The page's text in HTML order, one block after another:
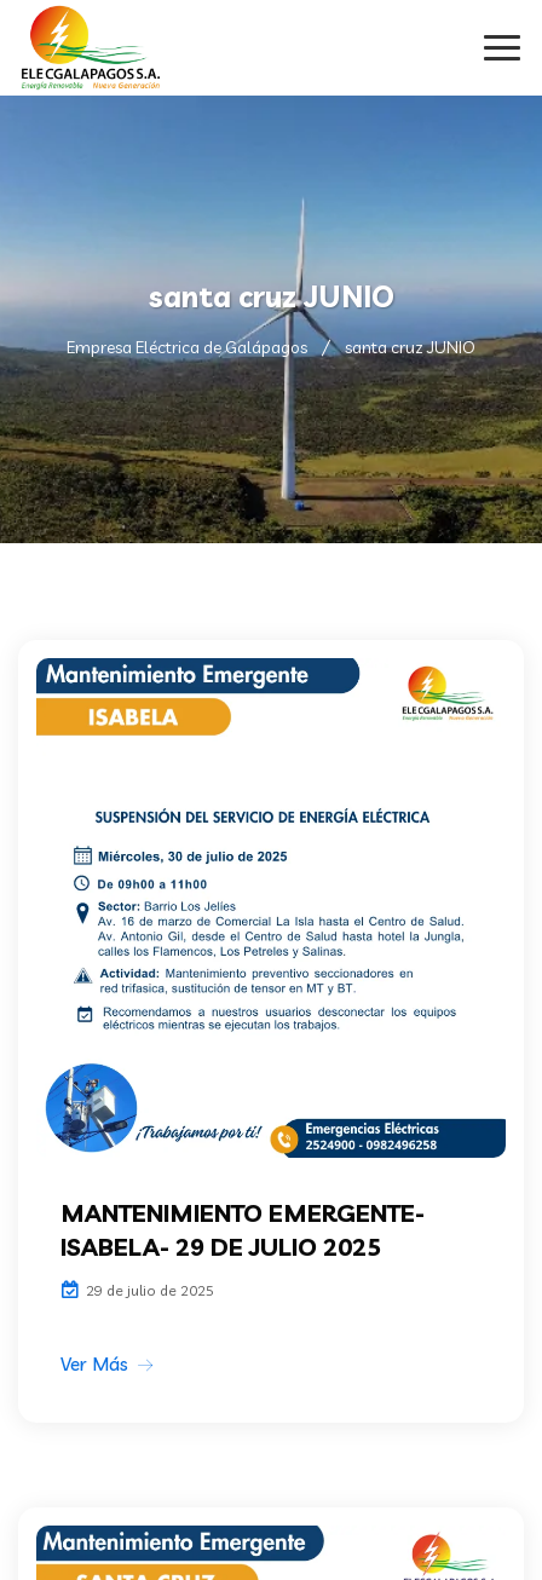
santa cruz JUNIO
Empresa Eléctrica de Galápagos santa cruz JUNIO
MANTENIMIENTO EMERGENTE-
ISABELA- 29 DE JULIO 2025
29 de julio de 2025
Ver Más